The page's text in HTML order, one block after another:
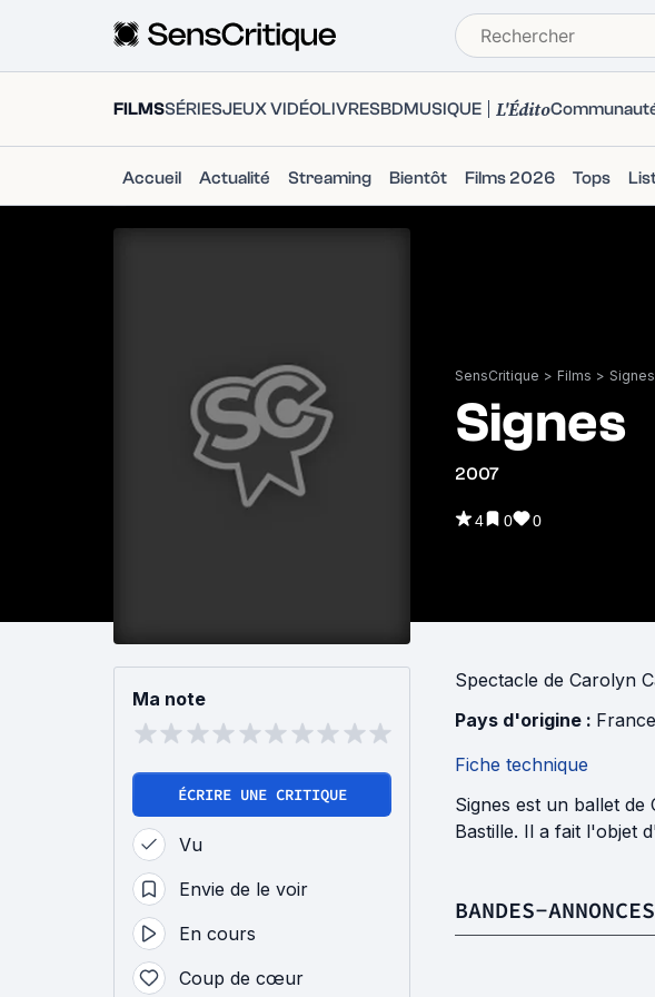
FILMSSÉRIESJEUX VIDÉOLIVRESBDMUSIQUE L'Édito
Accueil Actualité Streaming Bientôt Films 2026 Tops
SensCritique > Films > Signes
Signes
2007
4 0 0
Ma note
ÉCRIRE UNE CRITIQUE
Vu
Envie de le voir
En cours
Coup de cœur
Spectacle de Carolyn
Pays d'origine : France
Fiche technique
Signes est un ballet
Bastille. Il a fait l'objet
BANDES-ANNONCES